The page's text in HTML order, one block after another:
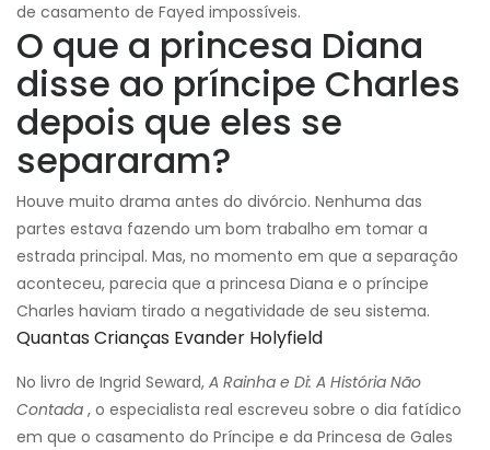
de casamento de Fayed impossíveis.
O que a princesa Diana
disse ao príncipe Charles
depois que eles se
separaram?
Houve muito drama antes do divórcio. Nenhuma das
partes estava fazendo um bom trabalho em tomar a
estrada principal. Mas, no momento em que a separação
aconteceu, parecia que a princesa Diana e o príncipe
Charles haviam tirado a negatividade de seu sistema.
Quantas Crianças Evander Holyfield
No livro de Ingrid Seward, A Rainha e Di: A História Não
Contada , o especialista real escreveu sobre o dia fatídico
em que o casamento do Príncipe e da Princesa de Gales